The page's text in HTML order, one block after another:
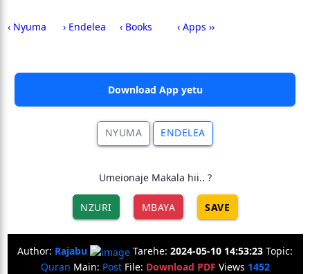
‹ Nyuma › Endelea ‹ Books ‹ Apps ››
Download App yetu
NYUMA ENDELEA
Umeionaje Makala hii.. ?
NZURI MBAYA SAVE
Author: Rajabu Tarehe: 2024-05-10 14:53:23 Topic:
Quran Main: PostFile: Download PDF Views 1452